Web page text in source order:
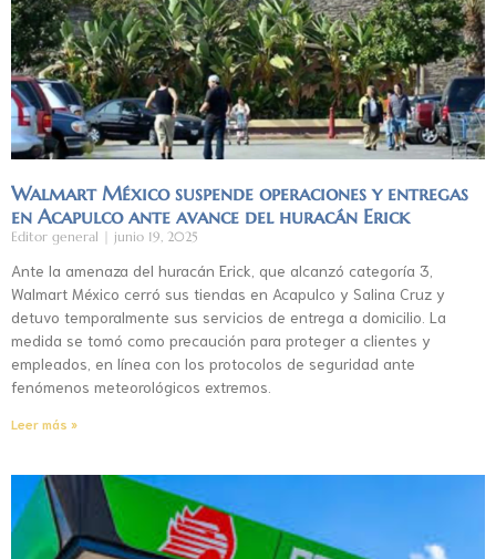
Walmart México suspende operaciones y entregas
en Acapulco ante avance del huracán Erick
Editor general junio 19, 2025
Ante la amenaza del huracán Erick, que alcanzó categoría 3,
Walmart México cerró sus tiendas en Acapulco y Salina Cruz y
detuvo temporalmente sus servicios de entrega a domicilio. La
medida se tomó como precaución para proteger a clientes y
empleados, en línea con los protocolos de seguridad ante
fenómenos meteorológicos extremos.
Leer más »